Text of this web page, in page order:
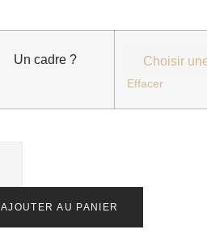
Un cadre ?
Effacer
AJOUTER AU PANIER